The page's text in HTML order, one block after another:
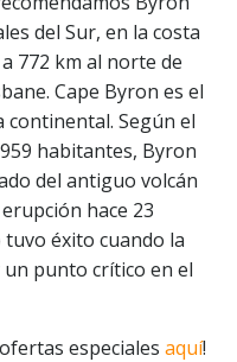
del Sur, en la costa
772 km al norte de
Cape Byron es el
Según el
habitantes, Byron
del antiguo volcán
hace 23
tuvo éxito cuando la
punto crítico en el
especiales aquí!